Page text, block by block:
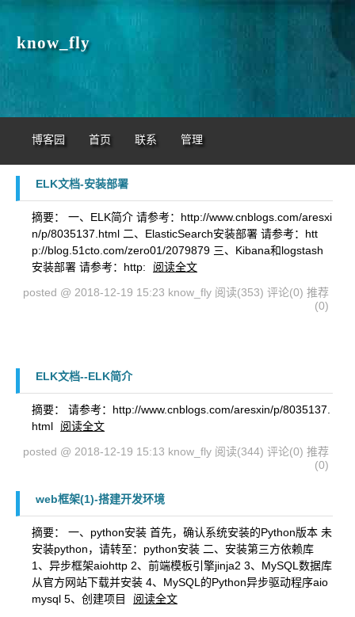
know_fly
博客园 首页 联系 管理
ELK文档-安装部署
摘要： 一、ELK简介 请参考：http://www.cnblogs.com/aresxi
n/p/8035137.html 二、ElasticSearch安装部署 请参考：htt
p://blog.51cto.com/zero01/2079879 三、Kibana和logstash
安装部署 请参考：http:
阅读全文
posted @ 2018-12-19 15:23 know_fly 阅读(353) 评论(0) 推荐
(0)
ELK文档--ELK简介
摘要： 请参考：http://www.cnblogs.com/aresxin/p/8035137.
html
阅读全文
posted @ 2018-12-19 15:13 know_fly 阅读(344) 评论(0) 推荐
(0)
web框架(1)-搭建开发环境
摘要： 一、python安装 首先，确认系统安装的Python版本 未
安装python，请转至：python安装 二、安装第三方依赖库
1、异步框架aiohttp 2、前端模板引擎jinja2 3、MySQL数据库
从官方网站下载并安装 4、MySQL的Python异步驱动程序aio
mysql 5、创建项目
阅读全文